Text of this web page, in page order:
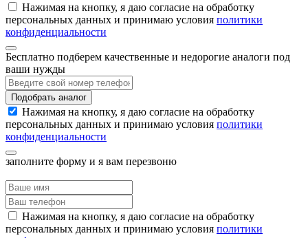
Нажимая на кнопку, я даю согласие на обработку
персональных данных и принимаю условия политики
конфиденциальности
Бесплатно подберем качественные и недорогие аналоги под
ваши нужды
Подобрать аналог
Нажимая на кнопку, я даю согласие на обработку
персональных данных и принимаю условия политики
конфиденциальности
заполните форму и я вам перезвоню
Нажимая на кнопку, я даю согласие на обработку
персональных данных и принимаю условия политики